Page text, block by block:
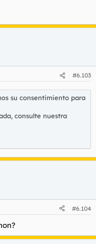
#6.103
su consentimiento para
consulte nuestra
#6.104